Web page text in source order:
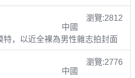
瀏覽:2812
中國
特，以近全裸為男性雜志拍封面
瀏覽:2776
中國